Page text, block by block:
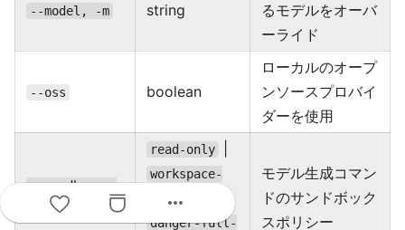
--model, -m string
るモデルをオーバ
ーライド
--oss boolean
ローカルのオープ
ンソースプロバイ
ダーを使用
--sandbox, -
read-only
workspace-
write
danger-full-
モデル生成コマン
ドのサンドボック
スポリシー
more_horiz